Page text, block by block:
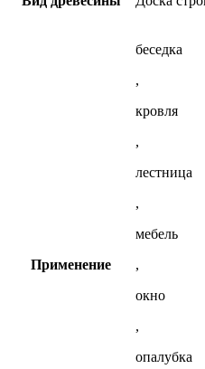
Применение
беседка
,
кровля
,
лестница
,
мебель
,
окно
,
опалубка